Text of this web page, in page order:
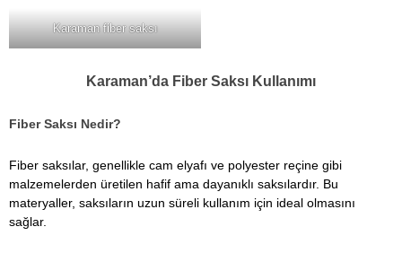
Karaman fiber saksı
Karaman’da Fiber Saksı Kullanımı
Fiber Saksı Nedir?
Fiber saksılar, genellikle cam elyafı ve polyester reçine gibi
malzemelerden üretilen hafif ama dayanıklı saksılardır. Bu
materyaller, saksıların uzun süreli kullanım için ideal olmasını
sağlar.